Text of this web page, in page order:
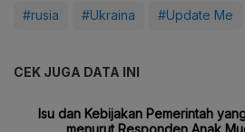
#rusia #Ukraina #Update Me
CEK JUGA DATA INI